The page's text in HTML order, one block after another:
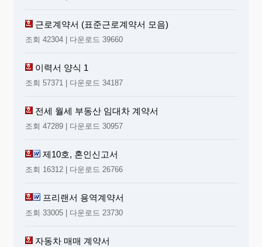
근로계약서 (표준근로계약서 모음)
조회 42304 | 다운로드 39660
이력서 양식 1
조회 57371 | 다운로드 34187
전세 월세 부동산 임대차 계약서
조회 47289 | 다운로드 30957
제10호, 혼인신고서
조회 16312 | 다운로드 26766
프리랜서 용역계약서
조회 33005 | 다운로드 23730
자동차 매매 계약서